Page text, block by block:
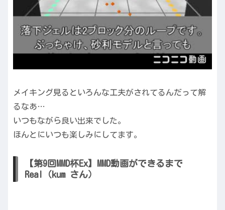
メイキング見るといろんな工夫がされてるんだって解
るなあ…
いつもながら良い出来でした。
ほんとにいつも楽しみにしてます。
【第9回MMD杯Ex】MMD動画ができるまで
Real（kum さん）